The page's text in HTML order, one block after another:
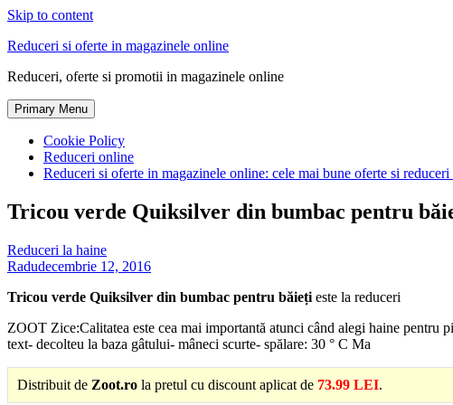
Skip to content
Reduceri si oferte in magazinele online
Reduceri, oferte si promotii in magazinele online
Primary Menu
Cookie Policy
Reduceri online
Reduceri si oferte in magazinele online: cele mai bune oferte si
Tricou verde Quiksilver din bumbac pentru
Reduceri la haine
Radudecembrie 12, 2016
Tricou verde Quiksilver din bumbac pentru băieți este la reduceri
ZOOT Zice:Calitatea este cea mai importantă atunci când alegi haine
text- decolteu la baza gâtului- mâneci scurte- spălare: 30 ° C Ma
Distribuit de Zoot.ro la pretul cu discount aplicat de 73.99 LEI.